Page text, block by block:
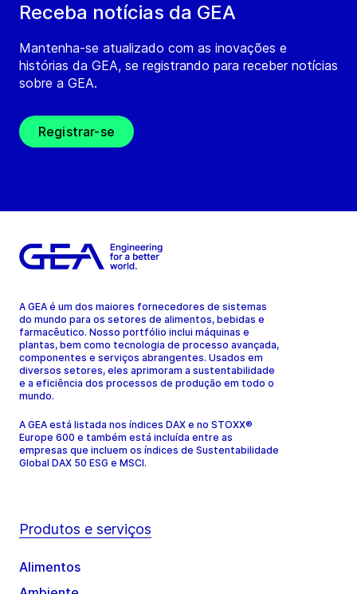
Receba notícias da GEA
Mantenha-se atualizado com as inovações e
histórias da GEA, se registrando para receber notícias
sobre a GEA.
Registrar-se
A GEA é um dos maiores fornecedores de sistemas
do mundo para os setores de alimentos, bebidas e
farmacêutico. Nosso portfólio inclui máquinas e
plantas, bem como tecnologia de processo avançada,
componentes e serviços abrangentes. Usados em
diversos setores, eles aprimoram a sustentabilidade
e a eficiência dos processos de produção em todo o
mundo.
A GEA está listada nos índices DAX e no STOXX®
Europe 600 e também está incluída entre as
empresas que incluem os índices de Sustentabilidade
Global DAX 50 ESG e MSCI.
Produtos e serviços
Alimentos